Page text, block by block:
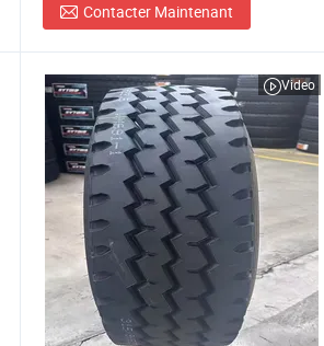
Contacter Maintenant
Video